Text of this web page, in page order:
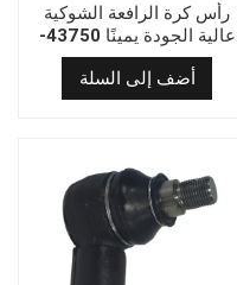
رأس كرة الرافعة الشوكية
عالية الجودة يمينًا 43750-
33860-71
أضف إلى السلة